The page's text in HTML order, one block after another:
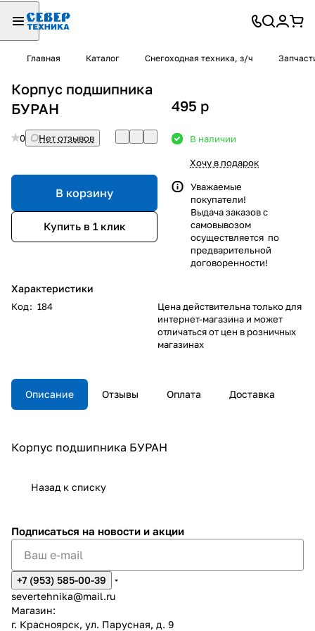
Главная Каталог Снегоходная техника, з/ч
Корпус подшипника
БУРАН
0 Нет отзывов
В корзину
Купить в 1 клик
Характеристики
Код: 184
495 p
В наличии
Хочу в подарок
Уважаемые
покупатели!
Выдача заказов с
самовывозом
осуществляется по
предварительной
договоренности!
Цена действительна только для
интернет-магазина и может
отличаться от цен в розничных
магазинах
Описание Отзывы Оплата Доставка
Корпус подшипника БУРАН
Назад к списку
Подписаться на новости и акции
+7 (953) 585-00-39
severtehnika@mail.ru
Магазин:
г. Красноярск, ул. Парусная, д. 9